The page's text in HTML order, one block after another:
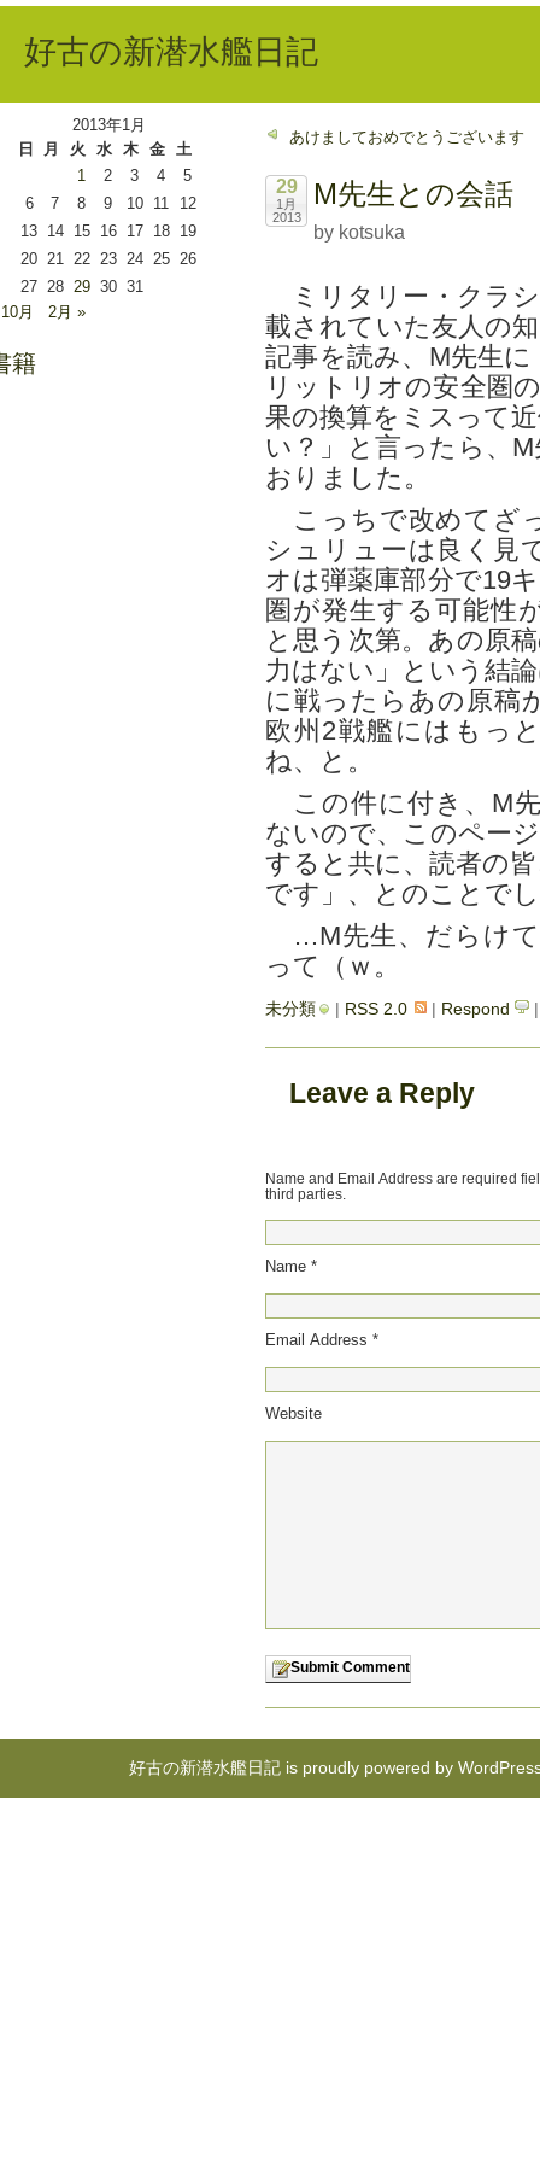
好古の新潜水艦日記
あけましておめでとうございます
29
1月
2013
M先生との会話
by kotsuka
ミリタリー・クラ
載されていた友人の
記事を読み、M先生
リットリオの安全圏
果の換算をミスって
い？」と言ったら、
おりました。
こっちで改めてざ
シュリューは良く見
オは弾薬庫部分で19
圏が発生する可能性
と思う次第。あの原
力はない」という結
に戦ったらあの原稿
欧州2戦艦にはもっ
ね、と。
この件に付き、M
ないので、このペー
すると共に、読者の
です」、とのことで
…M先生、だらけて
って（ｗ。
未分類 | RSS 2.0 | Respond
Leave a Reply
Name and Email Address are required
third parties.
Name *
Email Address *
Website
2013年1月
日
月 火 水 木 金
土
1
2 3 4
5
6
7 8 9 10 11
12
13 14 15 16 17 18
19
20 21 22 23 24 25 26
27 28 29 30 31
月
2月 »
籍
好古の新潜水艦日記 is proudly powered by